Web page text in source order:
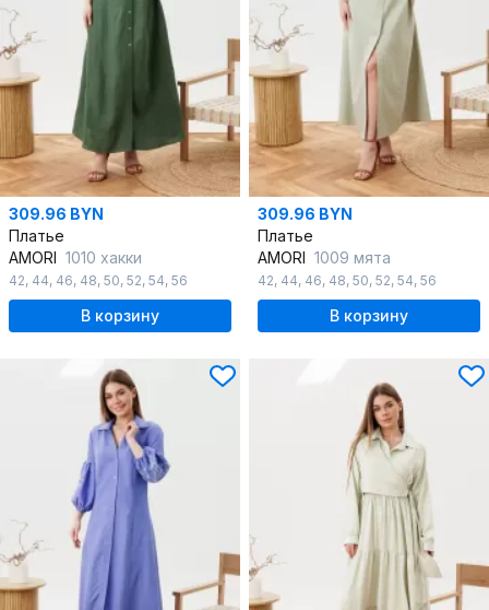
309.96 BYN
Платье
AMORI 1010 хакки
42, 44, 46, 48, 50, 52, 54, 56
В корзину
309.96 BYN
Платье
AMORI 1009 мята
42, 44, 46, 48, 50, 52, 54, 56
В корзину